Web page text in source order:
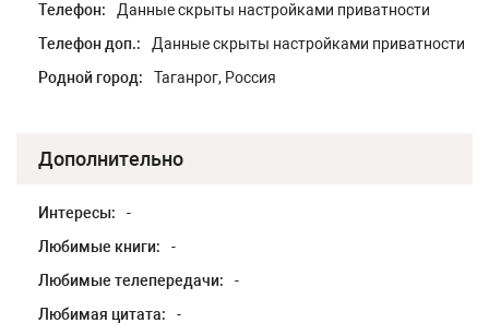
Телефон:
Данные скрыты настройками приватности
Телефон доп.:
Данные скрыты настройками приватности
Родной город:
Таганрог, Россия
Дополнительно
Интересы:
-
Любимые книги:
-
Любимые телепередачи:
-
Любимая цитата:
-